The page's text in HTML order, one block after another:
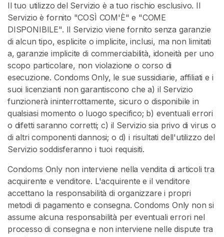
Il tuo utilizzo del Servizio è a tuo rischio esclusivo. Il
Servizio è fornito "COSÌ COM'È" e "COME
DISPONIBILE". Il Servizio viene fornito senza garanzie
di alcun tipo, esplicite o implicite, inclusi, ma non limitati
a, garanzie implicite di commerciabilità, idoneità per uno
scopo particolare, non violazione o corso di
esecuzione. Condoms Only, le sue sussidiarie, affiliati e i
suoi licenzianti non garantiscono che a) il Servizio
funzionerà ininterrottamente, sicuro o disponibile in
qualsiasi momento o luogo specifico; b) eventuali errori
o difetti saranno corretti; c) il Servizio sia privo di virus o
di altri componenti dannosi; o d) i risultati dell'utilizzo del
Servizio soddisferanno i tuoi requisiti.
Condoms Only non interviene nella vendita di articoli tra
acquirente e venditore. L'acquirente e il venditore
accettano la responsabilità di organizzare i propri
metodi di pagamento e consegna. Condoms Only non si
assume alcuna responsabilità per eventuali errori nel
processo di consegna e non interviene nelle dispute tra